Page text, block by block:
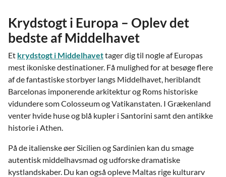
Krydstogt i Europa – Oplev det
bedste af Middelhavet
Et krydstogt i Middelhavettager dig til nogle af Europas
mest ikoniske destinationer. Få mulighed for at besøge flere
af de fantastiske storbyer langs Middelhavet, heriblandt
Barcelonas imponerende arkitektur og Roms historiske
vidundere som Colosseum og Vatikanstaten. I Grækenland
venter hvide huse og blå kupler i Santorini samt den antikke
historie i Athen.
På de italienske øer Sicilien og Sardinien kan du smage
autentisk middelhavsmad og udforske dramatiske
kystlandskaber. Du kan også opleve Maltas rige kulturarv